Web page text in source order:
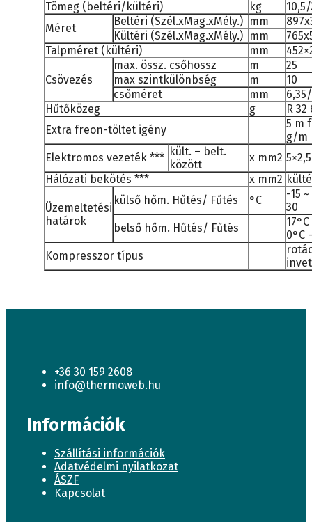
Tömeg (beltéri/kültéri) kg
Méret
Beltéri (Szél.xMag.xMély.) mm
Kültéri (Szél.xMag.xMély.) mm
Talpméret (kültéri)
mm
Csövezés
max. össz. csőhossz m
25
max szintkülönbség
m
10
csőméret
mm
Hűtőközeg
g
R 32
Extra freon-töltet igény
5 m
g/m
Elektromos vezeték *** kült. – belt.
között
x mm2 5×2,5
Hálózati bekötés ***
x mm2
Üzemeltetési
határok
külső hőm. Hűtés/ Fűtés °C
-15
30
belső hőm. Hűtés/ Fűtés
0°C
Kompresszor típus
+36 30 159 2608
info@thermoweb.hu
Információk
Szállítási információk
Adatvédelmi nyilatkozat
ÁSZF
Kapcsolat